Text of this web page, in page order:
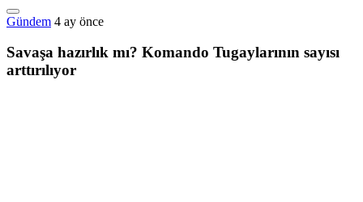
Gündem 4 ay önce
Savaşa hazırlık mı? Komando Tugaylarının sayısı
arttırılıyor